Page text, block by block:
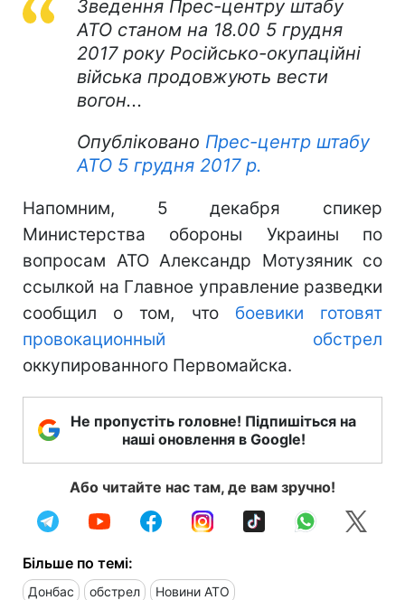
Зведення Прес-центру штабу
АТО станом на 18.00 5 грудня
2017 року Російсько-окупаційні
війська продовжують вести
вогон...
Опубліковано Прес-центр штабу
АТО 5 грудня 2017 р.
Напомним, 5 декабря спикер
Министерства обороны Украины по
вопросам АТО Александр Мотузяник со
ссылкой на Главное управление разведки
сообщил о том, что боевики готовят
провокационный обстрел
оккупированного Первомайска.
Не пропустіть головне! Підпишіться на
наші оновлення в Google!
Або читайте нас там, де вам зручно!
Більше по темі:
Донбас обстрел Новини АТО